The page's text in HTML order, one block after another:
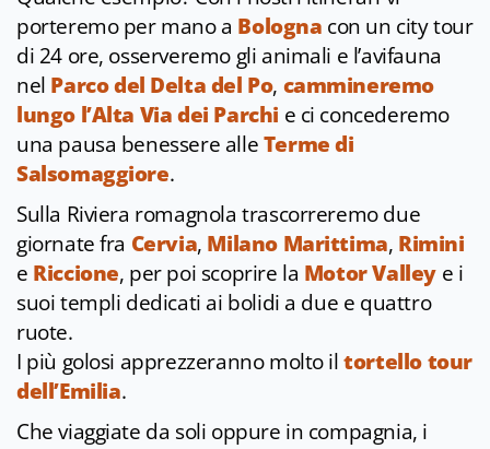
porteremo per mano a Bologna con un city tour
di 24 ore, osserveremo gli animali e l’avifauna
nel Parco del Delta del Po, cammineremo
lungo l’Alta Via dei Parchi e ci concederemo
una pausa benessere alleTerme di
Salsomaggiore.
Sulla Riviera romagnola trascorreremo due
giornate fra Cervia, Milano Marittima, Rimini
e Riccione, per poi scoprire la Motor Valley e i
suoi templi dedicati ai bolidi a due e quattro
ruote.
I più golosi apprezzeranno molto iltortello tour
dell’Emilia.
Che viaggiate da soli oppure in compagnia, i